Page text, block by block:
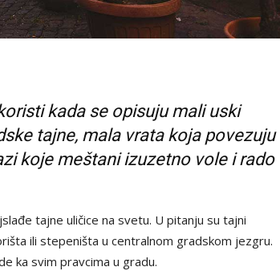
kada se opisuju mali uski
tajne, mala vrata koja povezuju
koje meštani izuzetno vole i rado
tajne uličice na svetu. U pitanju su tajni
ili stepeništa u centralnom gradskom jezgru.
ka svim pravcima u gradu.